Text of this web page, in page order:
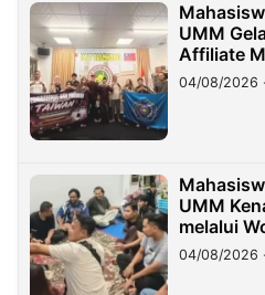
UMM
Affiliate
Migran
04/08/2026
UMM
melalui
di Taiwan
04/08/2026